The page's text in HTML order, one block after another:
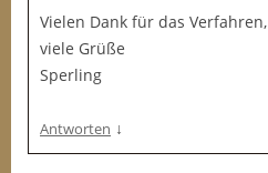
Vielen Dank für das Verfahren,
viele Grüße
Sperling
Antworten ↓